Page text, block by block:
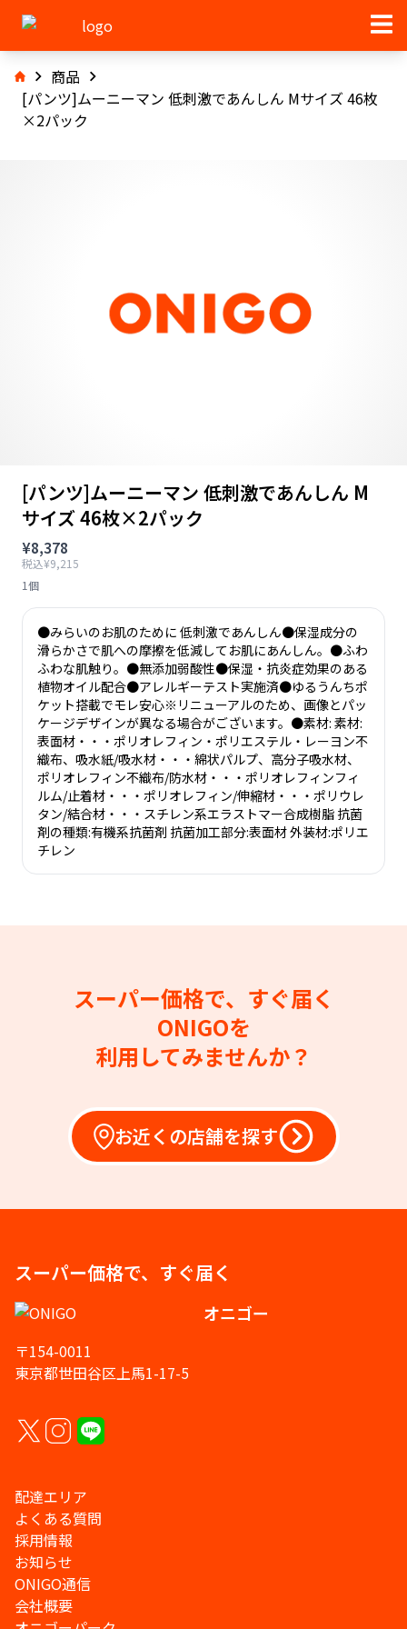
商品
[パンツ]ムーニーマン 低刺激であんしん Mサイズ 46枚
×2パック
[パンツ]ムーニーマン 低刺激であんしん M
サイズ 46枚×2パック
¥8,378
税込¥9,215
1個
●みらいのお肌のために 低刺激であんしん●保湿成分の
滑らかさで肌への摩擦を低減してお肌にあんしん。●ふわ
ふわな肌触り。●無添加弱酸性●保湿・抗炎症効果のある
植物オイル配合●アレルギーテスト実施済●ゆるうんちポ
ケット搭載でモレ安心※リニューアルのため、画像とパッ
ケージデザインが異なる場合がございます。●素材: 素材:
表面材・・・ポリオレフィン・ポリエステル・レーヨン不
織布、吸水紙/吸水材・・・綿状パルプ、高分子吸水材、
ポリオレフィン不織布/防水材・・・ポリオレフィンフィ
ルム/止着材・・・ポリオレフィン/伸縮材・・・ポリウレ
タン/結合材・・・スチレン系エラストマー合成樹脂 抗菌
剤の種類:有機系抗菌剤 抗菌加工部分:表面材 外装材:ポリエ
チレン
スーパー価格で、すぐ届く
ONIGOを
利用してみませんか？
お近くの店舗を探す
スーパー価格で、すぐ届く
オニゴー
〒154-0011
東京都世田谷区上馬1-17-5
配達エリア
よくある質問
採用情報
お知らせ
ONIGO通信
会社概要